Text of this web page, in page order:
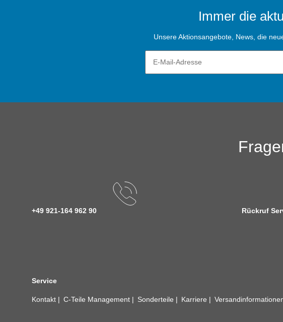
Immer die
Unsere Aktionsangebote, News, die
+49 921-164 962 90 Rückruf
Service
Kontakt C-Teile Management Sonderteile Karriere